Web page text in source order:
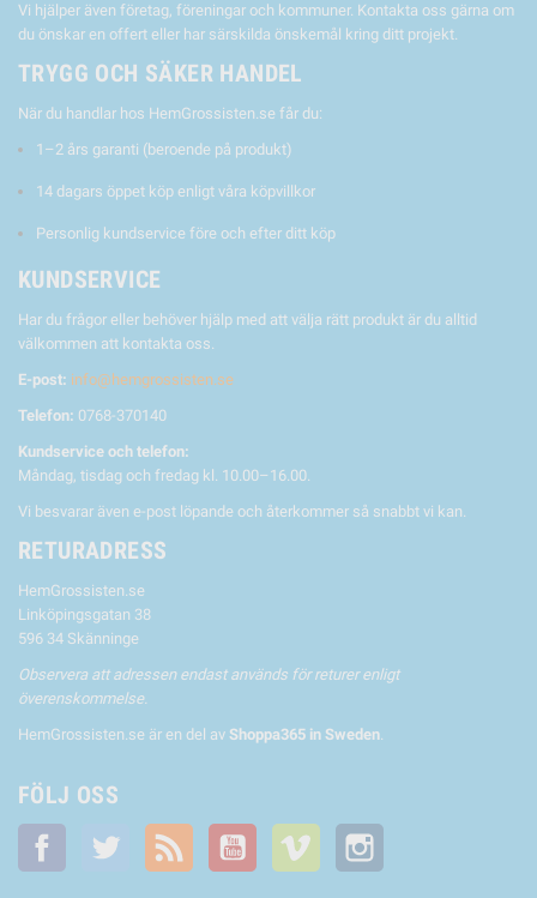
Vi hjälper även företag, föreningar och kommuner. Kontakta oss gärna om
du önskar en offert eller har särskilda önskemål kring ditt projekt.
TRYGG OCH SÄKER HANDEL
När du handlar hos HemGrossisten.se får du:
1–2 års garanti (beroende på produkt)
14 dagars öppet köp enligt våra köpvillkor
Personlig kundservice före och efter ditt köp
KUNDSERVICE
Har du frågor eller behöver hjälp med att välja rätt produkt är du alltid
välkommen att kontakta oss.
E-post: info@hemgrossisten.se
Telefon: 0768-370140
Kundservice och telefon:
Måndag, tisdag och fredag kl. 10.00–16.00.
Vi besvarar även e-post löpande och återkommer så snabbt vi kan.
RETURADRESS
HemGrossisten.se
Linköpingsgatan 38
596 34 Skänninge
Observera att adressen endast används för returer enligt
överenskommelse.
HemGrossisten.se är en del av Shoppa365 in Sweden.
FÖLJ OSS
Facebook Twitter RSS YouTube Vimeo